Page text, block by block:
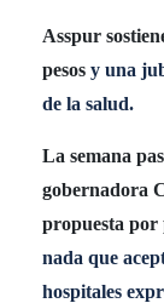
Asspur
pesos y una
de la salud.
La semana
gobernadora
propuesta por
nada que
hospitales